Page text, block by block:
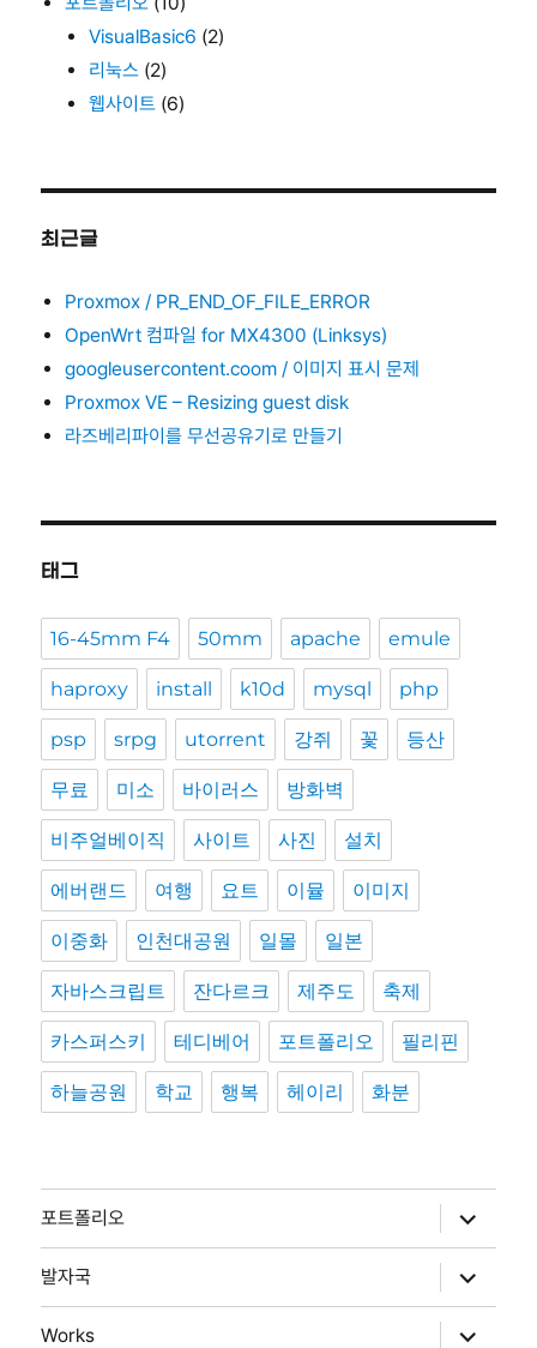
VisualBasic6 (2)
리눅스 (2)
웹사이트 (6)
최근글
Proxmox / PR_END_OF_FILE_ERROR
OpenWrt 컴파일 for MX4300 (Linksys)
googleusercontent.coom / 이미지 표시 문제
Proxmox VE – Resizing guest disk
라즈베리파이를 무선공유기로 만들기
태그
16-45mm F4 50mm apache emule
haproxy install k10d mysql php
psp srpg utorrent 강쥐 꽃 등산
무료 미소 바이러스 방화벽
비주얼베이직 사이트 사진 설치
에버랜드 여행 요트 이뮬 이미지
이중화 인천대공원 일몰 일본
자바스크립트 잔다르크 제주도 축제
카스퍼스키 테디베어 포트폴리오 필리핀
하늘공원 학교 행복 헤이리 화분
포트폴리오
하
위
메
뉴
확
장
발자국
하
위
메
뉴
Works
하